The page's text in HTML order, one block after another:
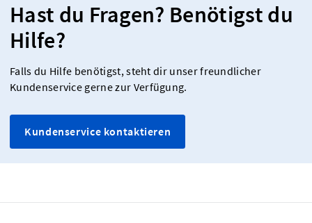
Hast du Fragen? Benötigst du
Hilfe?
Falls du Hilfe benötigst, steht dir unser freundlicher
Kundenservice gerne zur Verfügung.
Kundenservice kontaktieren